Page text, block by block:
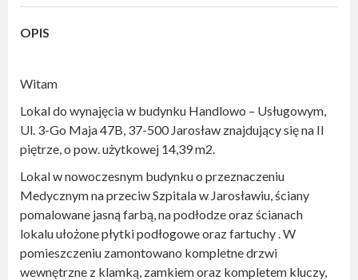
OPIS
Witam
Lokal do wynajęcia w budynku Handlowo – Usługowym,
Ul. 3-Go Maja 47B, 37-500 Jarosław znajdujący się na II
piętrze, o pow. użytkowej 14,39 m2.
Lokal w nowoczesnym budynku o przeznaczeniu
Medycznym na przeciw Szpitala w Jarosławiu, ściany
pomalowane jasną farbą, na podłodze oraz ścianach
lokalu ułożone płytki podłogowe oraz fartuchy . W
pomieszczeniu zamontowano kompletne drzwi
wewnętrzne z klamką, zamkiem oraz kompletem kluczy,